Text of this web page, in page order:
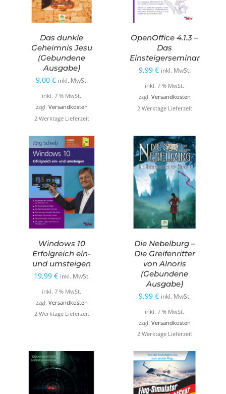
Das dunkle
Geheimnis Jesu
(Gebundene
Ausgabe)
9,00 € inkl. MwSt.
inkl. 7 % MwSt.
zzgl. Versandkosten
2 Werktage Lieferzeit
OpenOffice 4.1.3 –
Das
Einsteigerseminar
9,99 € inkl. MwSt.
inkl. 7 % MwSt.
zzgl. Versandkosten
2 Werktage Lieferzeit
Windows 10
Erfolgreich ein-
und umsteigen
19,99 € inkl. MwSt.
inkl. 7 % MwSt.
zzgl. Versandkosten
2 Werktage Lieferzeit
Die Nebelburg –
Die Greifenritter
von Alnoris
(Gebundene
Ausgabe)
9,99 € inkl. MwSt.
inkl. 7 % MwSt.
zzgl. Versandkosten
2 Werktage Lieferzeit